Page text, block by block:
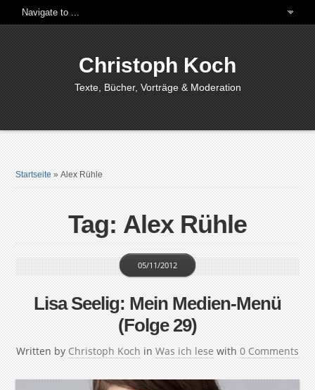
Christoph Koch
Texte, Bücher, Vorträge & Moderation
Startseite »Alex Rühle
Tag: Alex Rühle
Lisa Seelig: Mein Medien-Menü
(Folge 29)
Written by Christoph Koch
05/11/2012
in Was ich lese with 0 Comments